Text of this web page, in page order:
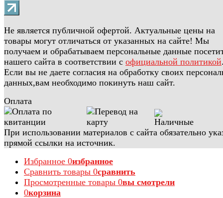
Не является публичной офертой. Актуальные цены на
товары могут отличаться от указанных на сайте! Мы
получаем и обрабатываем персональные данные
нашего сайта в соответствии с официальной политикой
Если вы не даете согласия на обработку своих
данных,вам необходимо покинуть наш сайт.
Оплата
При использовании материалов с сайта обязательно
прямой ссылки на источник.
Избранное 0избранное
Сравнить товары 0сравнить
Просмотренные товары 0вы смотрели
0корзина